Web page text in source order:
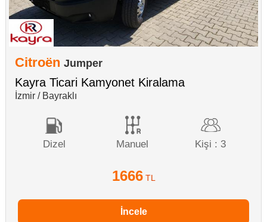
Citroën Jumper
Kayra Ticari Kamyonet Kiralama
İzmir / Bayraklı
Dizel Manuel Kişi : 3
1666 TL
İncele